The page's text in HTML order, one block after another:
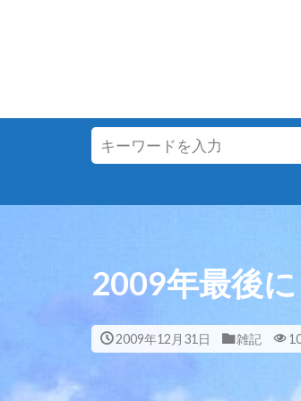
2009年最後に
2009年12月31日 雑記